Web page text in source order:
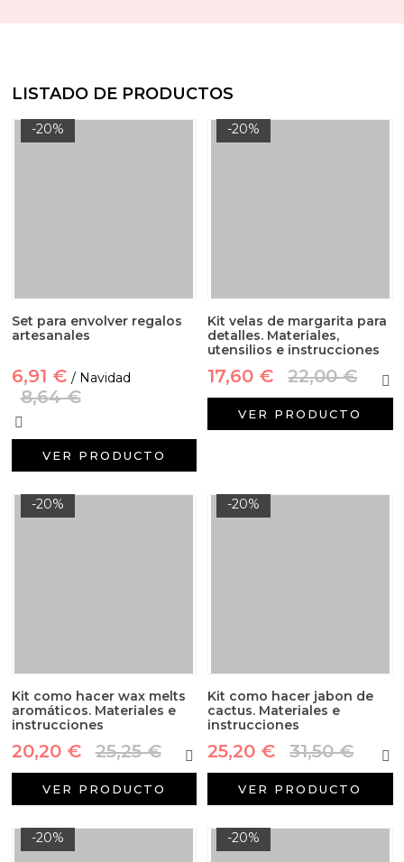
LISTADO DE PRODUCTOS
-20%
Set para envolver regalos
artesanales
6,91 € / Navidad
8,64 €
VER PRODUCTO
-20%
Kit velas de margarita para
detalles. Materiales,
utensilios e instrucciones
17,60 € 22,00 €
VER PRODUCTO
-20%
Kit como hacer wax melts
aromáticos. Materiales e
instrucciones
20,20 € 25,25 €
VER PRODUCTO
-20%
Kit como hacer jabon de
cactus. Materiales e
instrucciones
25,20 € 31,50 €
VER PRODUCTO
-20% -20%